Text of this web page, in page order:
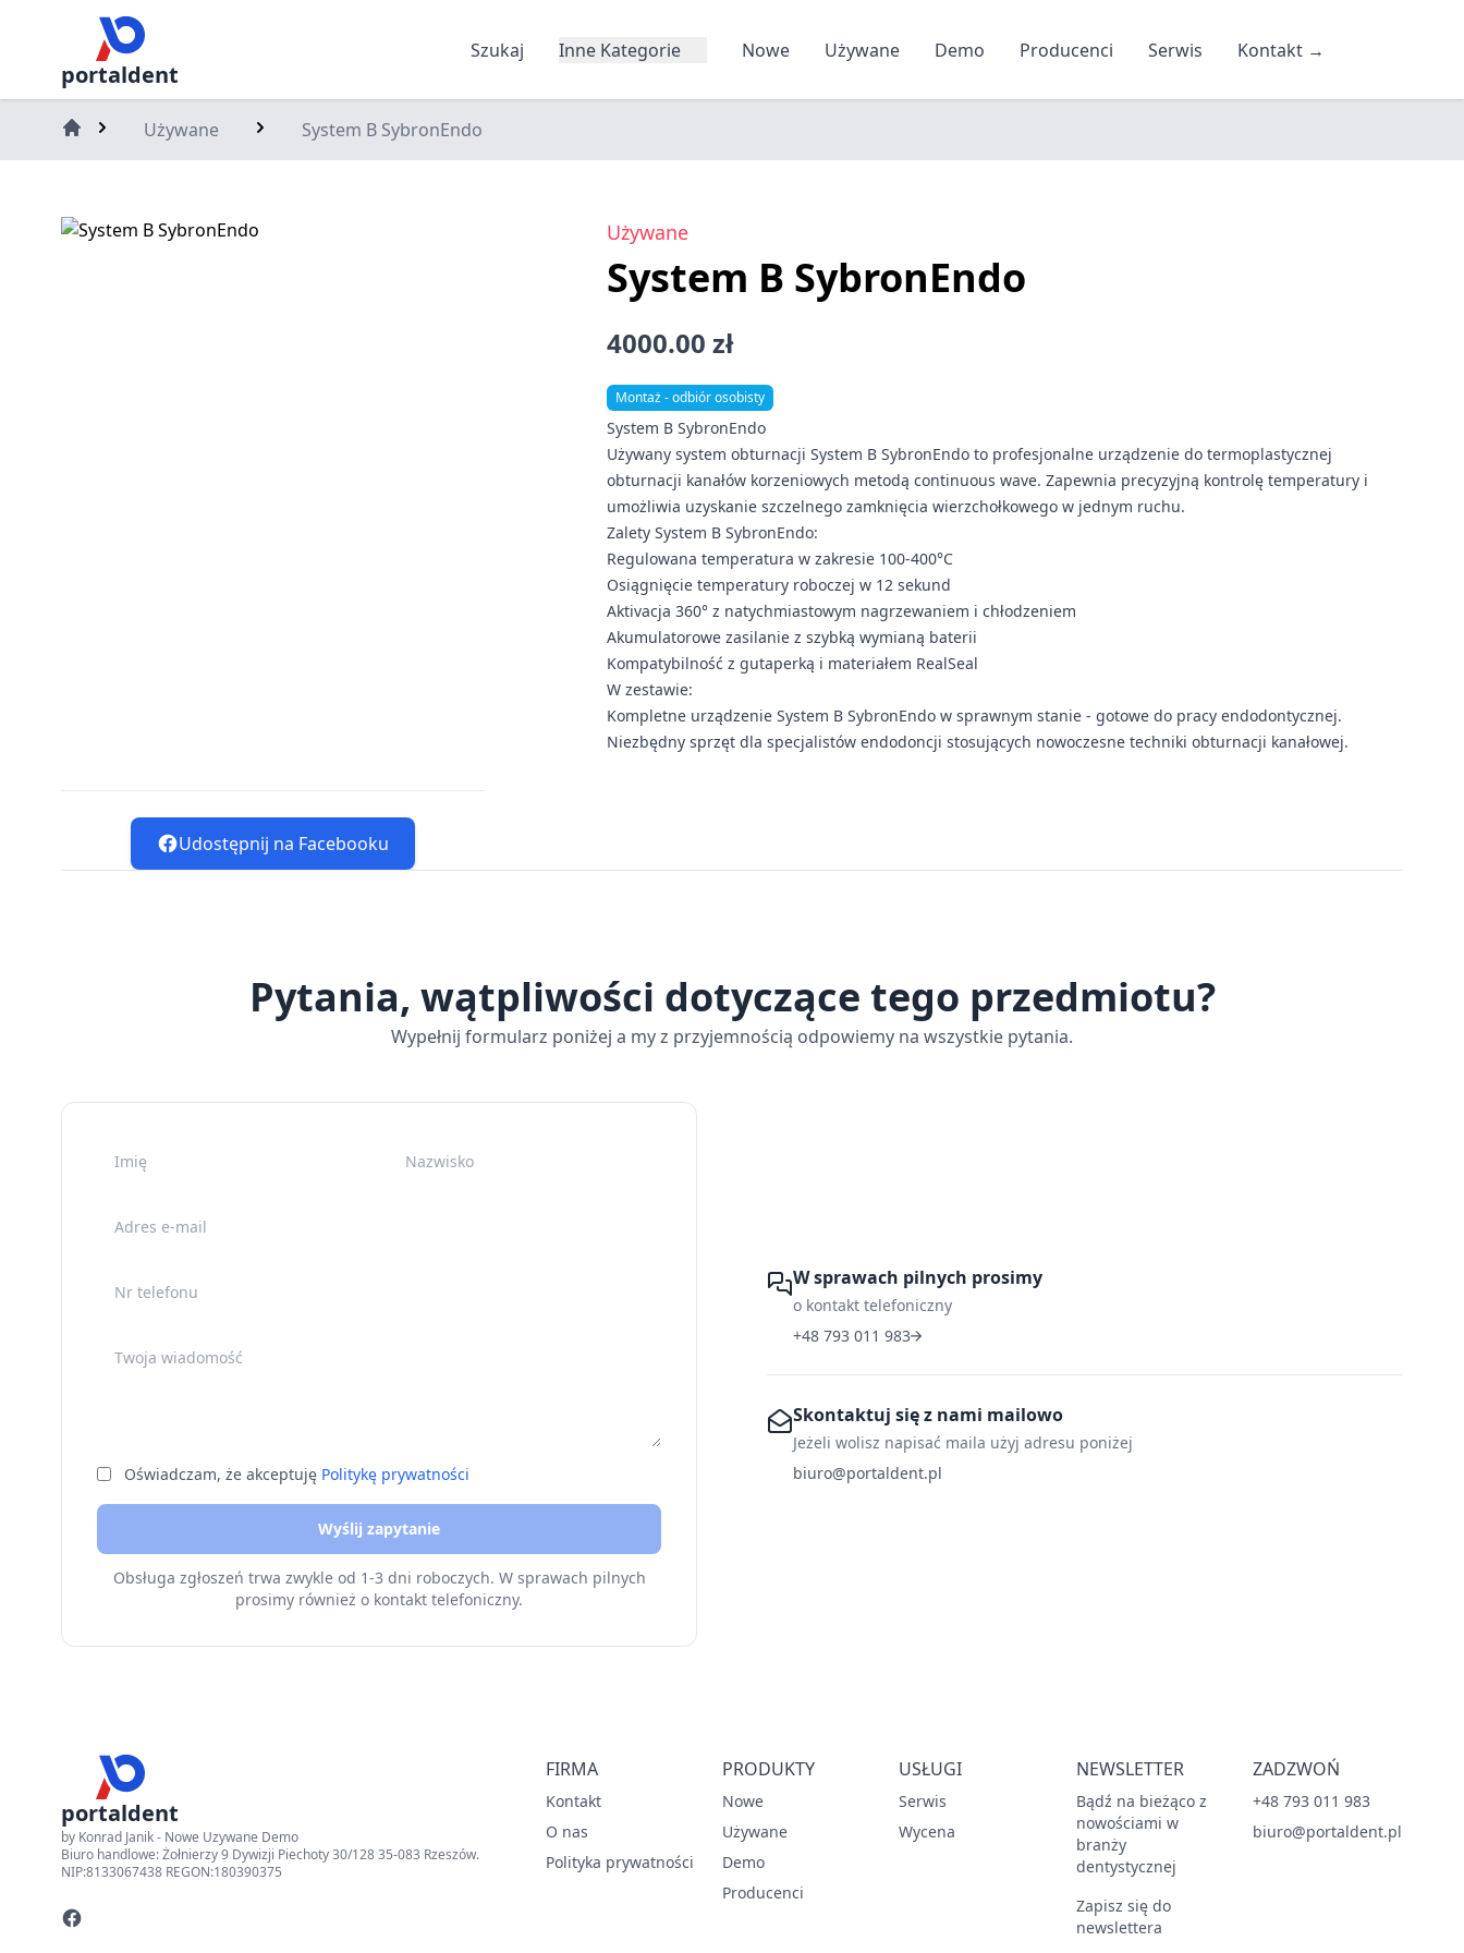
portaldent
Szukaj Inne Kategorie Nowe Używane Demo Producenci Serwis Kontakt →
Używane System B SybronEndo
Udostępnij na Facebooku
Używane
System B SybronEndo
4000.00 zł
Montaż - odbiór osobisty
System B SybronEndo
Używany system obturnacji System B SybronEndo to profesjonalne urządzenie do termoplastycznej
obturnacji kanałów korzeniowych metodą continuous wave. Zapewnia precyzyjną kontrolę temperatury i
umożliwia uzyskanie szczelnego zamknięcia wierzchołkowego w jednym ruchu.
Zalety System B SybronEndo:
Regulowana temperatura w zakresie 100-400°C
Osiągnięcie temperatury roboczej w 12 sekund
Aktivacja 360° z natychmiastowym nagrzewaniem i chłodzeniem
Akumulatorowe zasilanie z szybką wymianą baterii
Kompatybilność z gutaperką i materiałem RealSeal
W zestawie:
Kompletne urządzenie System B SybronEndo w sprawnym stanie - gotowe do pracy endodontycznej.
Niezbędny sprzęt dla specjalistów endodoncji stosujących nowoczesne techniki obturnacji kanałowej.
Pytania, wątpliwości dotyczące tego przedmiotu?
Wypełnij formularz poniżej a my z przyjemnością odpowiemy na wszystkie pytania.
Nazwisko
Adres e-mail
Nr telefonu
Twoja wiadomość
Oświadczam, że akceptuję Politykę prywatności
Wyślij zapytanie
Obsługa zgłoszeń trwa zwykle od 1-3 dni roboczych. W sprawach pilnych
prosimy również o kontakt telefoniczny.
W sprawach pilnych prosimy
o kontakt telefoniczny
+48 793 011 983
Skontaktuj się z nami mailowo
Jeżeli wolisz napisać maila użyj adresu poniżej
biuro@portaldent.pl
portaldent
by Konrad Janik - Nowe Uzywane Demo
Biuro handlowe: Żołnierzy 9 Dywizji Piechoty 30/128 35-083 Rzeszów.
NIP:8133067438 REGON:180390375
FIRMA
Kontakt
O nas
Polityka prywatności
PRODUKTY
Nowe
Używane
Demo
Producenci
USŁUGI
Serwis
Wycena
NEWSLETTER
Bądź na bieżąco z
nowościami w
branży
dentystycznej
Zapisz się do
newslettera
ZADZWOŃ
+48 793 011 983
biuro@portaldent.pl